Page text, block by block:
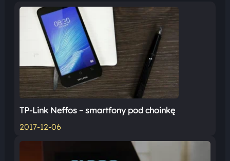
TP-Link Neffos – smartfony pod choinkę
2017-12-06